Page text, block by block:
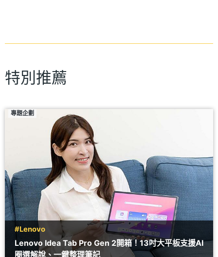
特別推薦
專題企劃
#Lenovo
Lenovo Idea Tab Pro Gen 2開箱！13吋大平板支援AI
圈選解說、一鍵整理筆記